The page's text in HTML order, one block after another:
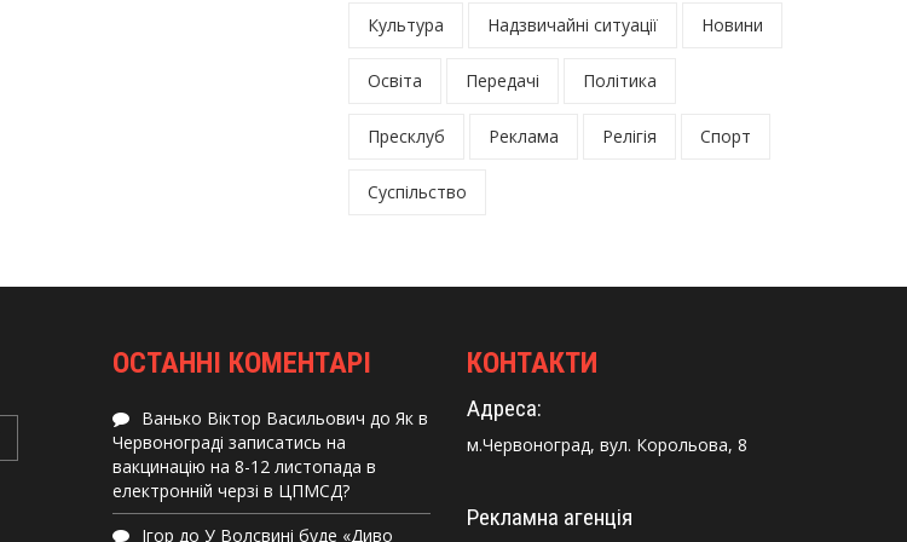
Культура Надзвичайні ситуації Новини
Освіта Передачі Політика
Пресклуб Реклама Релігія Спорт
Суспільство
ОСТАННІ КОМЕНТАРІ
Ванько Віктор Васильович до Як в
Червонограді записатись на
вакцинацію на 8-12 листопада в
електронній черзі в ЦПМСД?
Ігор до У Волсвині буде «Диво
КОНТАКТИ
Адреса:
м.Червоноград, вул. Корольова, 8
Рекламна агенція